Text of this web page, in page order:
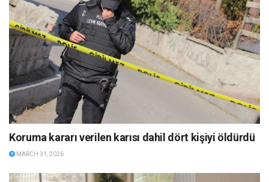
Koruma kararı verilen karısı dahil dört kişiyi öldürdü
MARCH 31, 2026